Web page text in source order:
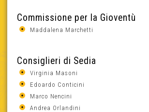
Commissione per la Gioventù
Maddalena Marchetti
Consiglieri di Sedia
Virginia Masoni
Edoardo Conticini
Marco Nencini
Andrea Orlandini